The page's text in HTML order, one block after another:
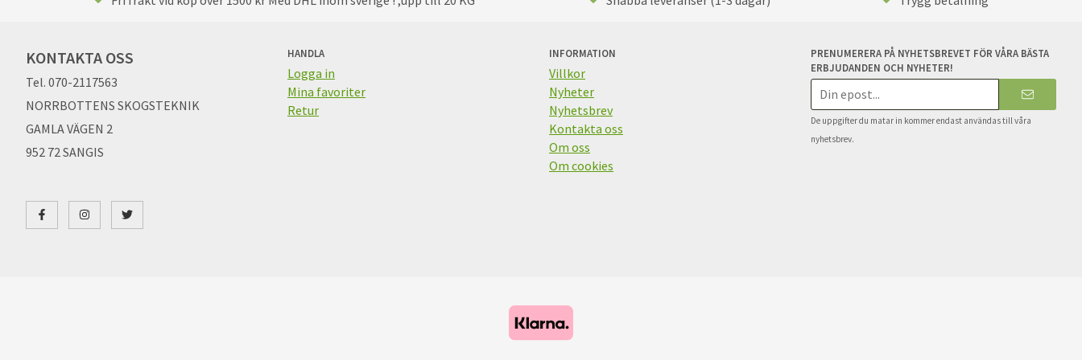
KONTAKTA OSS
Tel. 070-2117563
NORRBOTTENS SKOGSTEKNIK
GAMLA VÄGEN 2
952 72 SANGIS
HANDLA
Logga in
Mina favoriter
Retur
INFORMATION
Villkor
Nyheter
Nyhetsbrev
Kontakta oss
Om oss
Om cookies
PRENUMERERA PÅ NYHETSBREVET FÖR VÅRA BÄSTA
ERBJUDANDEN OCH NYHETER!
E-
postadress
De uppgifter du matar in kommer endast användas till våra
nyhetsbrev.